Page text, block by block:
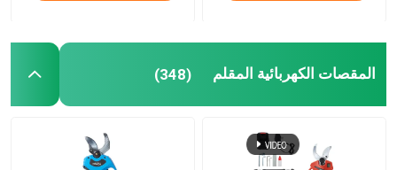
المقصات الكهربائية المقلم (348)